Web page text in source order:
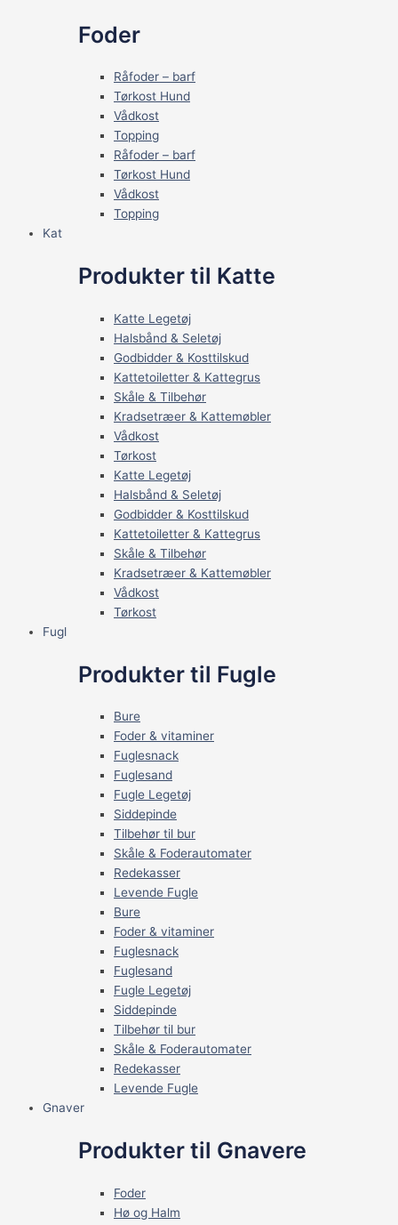
Foder
Råfoder – barf
Tørkost Hund
Vådkost
Topping
Råfoder – barf
Tørkost Hund
Vådkost
Topping
Kat
Produkter til Katte
Katte Legetøj
Halsbånd & Seletøj
Godbidder & Kosttilskud
Kattetoiletter & Kattegrus
Skåle & Tilbehør
Kradsetræer & Kattemøbler
Vådkost
Tørkost
Katte Legetøj
Halsbånd & Seletøj
Godbidder & Kosttilskud
Kattetoiletter & Kattegrus
Skåle & Tilbehør
Kradsetræer & Kattemøbler
Vådkost
Tørkost
Fugl
Produkter til Fugle
Bure
Foder & vitaminer
Fuglesnack
Fuglesand
Fugle Legetøj
Siddepinde
Tilbehør til bur
Skåle & Foderautomater
Redekasser
Levende Fugle
Bure
Foder & vitaminer
Fuglesnack
Fuglesand
Fugle Legetøj
Siddepinde
Tilbehør til bur
Skåle & Foderautomater
Redekasser
Levende Fugle
Gnaver
Produkter til Gnavere
Foder
Hø og Halm